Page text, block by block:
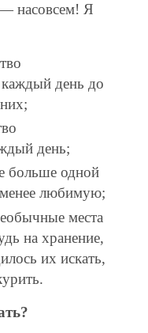
насовсем! Я
день до
день;
больше одной
менее любимую;
места
на хранение,
их искать,